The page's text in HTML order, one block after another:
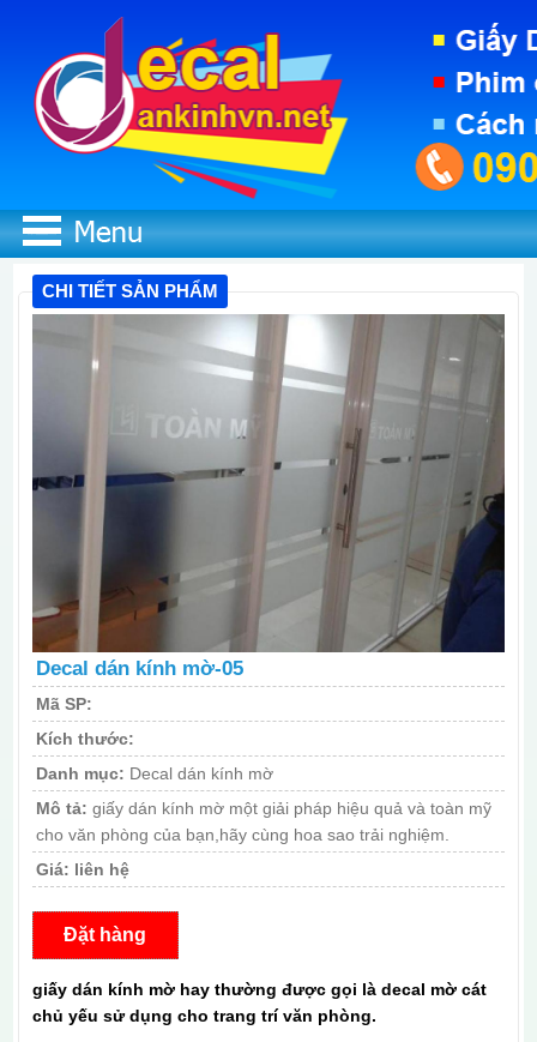
CHI TIẾT SẢN PHẨM
Decal dán kính mờ-05
Mã SP:
Kích thước:
Danh mục: Decal dán kính mờ
Mô tả: giấy dán kính mờ một giải pháp hiệu quả và toàn mỹ
cho văn phòng của bạn,hãy cùng hoa sao trải nghiệm.
Giá: liên hệ
Đặt hàng
giấy dán kính mờ hay thường được gọi là decal mờ cát
chủ yếu sử dụng cho trang trí văn phòng.